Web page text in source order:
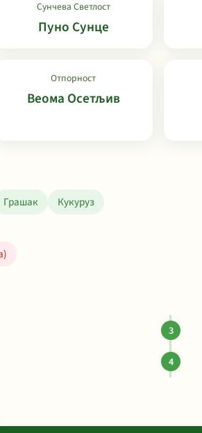
Сунчева Светлост
Пуно Сунце
Отпорност
Веома Осетљив
Грашак
Кукуруз